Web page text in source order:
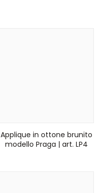
Applique in ottone brunito
modello Praga | art. LP4